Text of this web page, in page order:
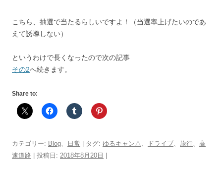
こちら、抽選で当たるらしいですよ！（当選率上げたいのであ
えて誘導しない）
というわけで長くなったので次の記事
その2へ続きます。
Share to:
カテゴリー: Blog、 日常 | タグ: ゆるキャン△、 ドライブ、 旅行、 高
速道路 | 投稿日: 2018年8月20日